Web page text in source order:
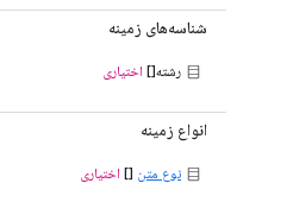
شناسه‌های زمینه
رشته[] اختیاری
انواع زمینه
نوع متن [] اختیاری